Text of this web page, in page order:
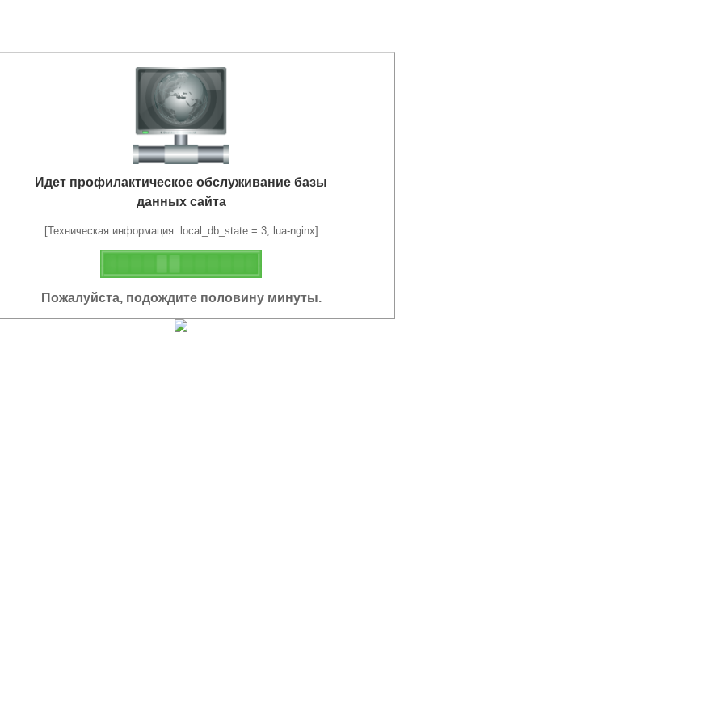
Идет профилактическое обслуживание базы
данных сайта
[Техническая информация: local_db_state = 3, lua-nginx]
Пожалуйста, подождите половину минуты.